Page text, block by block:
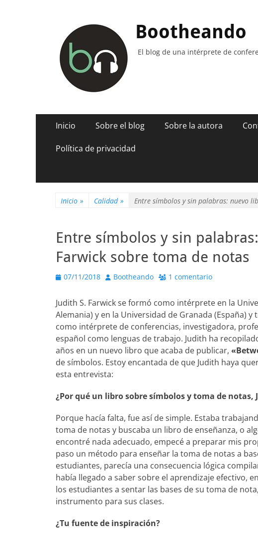
Bootheando
El blog de una intérprete de
Menú
Saltar
contenido
Inicio Sobre el blog Sobre la autora
Política de privacidad
Inicio » Calidad » Entre símbolos y sin palabras: nuevo
Entre símbolos y sin
Farwick sobre toma de notas
Publicado
07/11/2018 AutorBootheando 1 comentario
Judith S. Farwick se formó como intérprete en la
Alemania) y en la Universidad de Granada (España)
como intérprete de conferencias, investigadora,
español como lenguas de trabajo. Judith ha
años en un nuevo libro que acaba de publicar,
de símbolos. Estoy encantada de que Judith haya
esta entrevista:
¿Por qué un libro sobre símbolos y toma de notas,
Porque hacía falta, fue así de simple. Estaba
toma de notas y buscaba un libro de enseñanza, o
encontré nada adecuado, empecé a preparar mis
paso un método para enseñar la toma de notas a
estudiantes, parecía una consecuencia lógica
había llegado a saber sobre el aprendizaje efectivo,
los estudiantes a sentar las bases de su toma de
instrumento para sus clases.
¿Tu fuente de inspiración?